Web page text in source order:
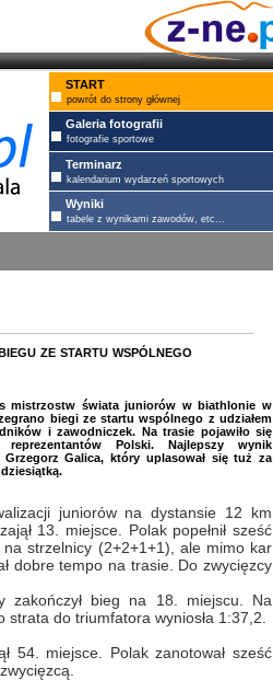
START
powrót do strony głównej
Galeria fotografii
fotografie sportowe
Terminarz
kalendarium wydarzeń sportowych
Wyniki
tabele z wynikami zawodów, etc...
ze startu wspólnego
mistrzostw świata juniorów w biathlonie w
biegi ze startu wspólnego z udziałem
i zawodniczek. Na trasie pojawiło się
reprezentantów Polski. Najlepszy wynik
Grzegorz Galica, który uplasował się tuż za
dziesiątką.
juniorów na dystansie 12 km
13. miejsce. Polak popełnił sześć
na strzelnicy (2+2+1+1), ale mimo kar
dobre tempo na trasie. Do zwycięzcy
zakończył bieg na 18. miejscu. Na
strata do triumfatora wyniosła 1:37,2.
54. miejsce. Polak zanotował sześć